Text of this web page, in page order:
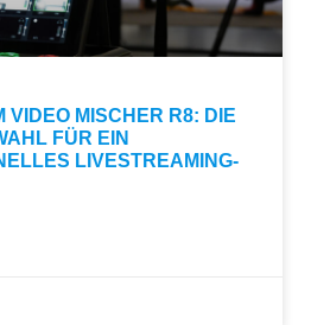
VIDEO MISCHER R8: DIE
FÜR EIN
LIVESTREAMING-